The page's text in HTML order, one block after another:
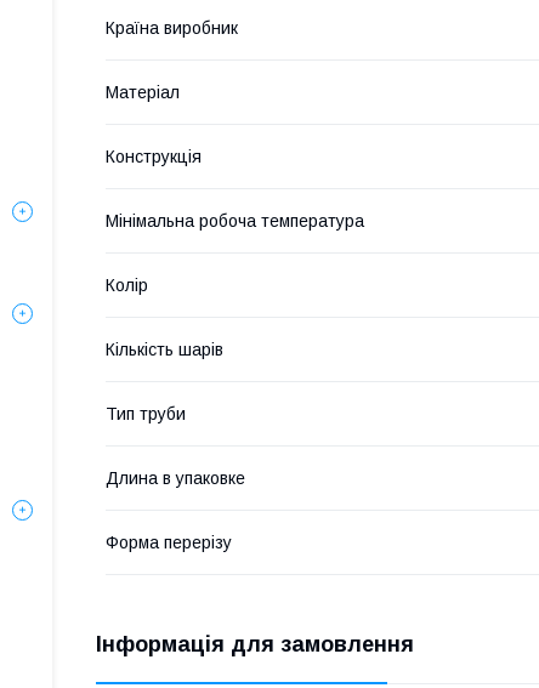
Країна виробник
Матеріал
Конструкція
Мінімальна робоча температура
Колір
Кількість шарів
Тип труби
Длина в упаковке
Форма перерізу
Інформація для замовлення